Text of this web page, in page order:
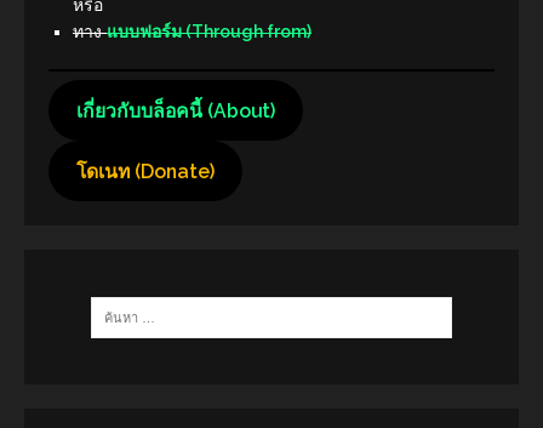
หรือ
ทางแบบฟอร์ม (Through from)
เกี่ยวกับบล็อคนี้ (About)
โดเนท (Donate)